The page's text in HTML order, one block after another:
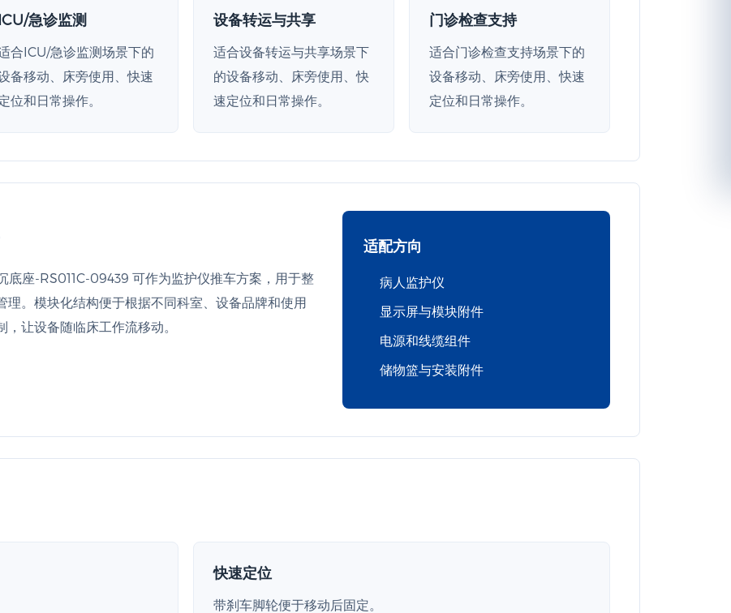
ICU/急诊监测
合ICU/急诊监测场景下的
备移动、床旁使用、快速
位和日常操作。
设备转运与共享
适合设备转运与共享场景下
的设备移动、床旁使用、快
速定位和日常操作。
门诊检查支持
适合门诊检查支持场景下的
设备移动、床旁使用、快速
定位和日常操作。
底座-RS011C-09439 可作为监护仪推车方案，用于整
。模块化结构便于根据不同科室、设备品牌和使用
让设备随临床工作流移动。
适配方向
病人监护仪
显示屏与模块附件
电源和线缆组件
储物篮与安装附件
快速定位
带刹车脚轮便于移动后固定。